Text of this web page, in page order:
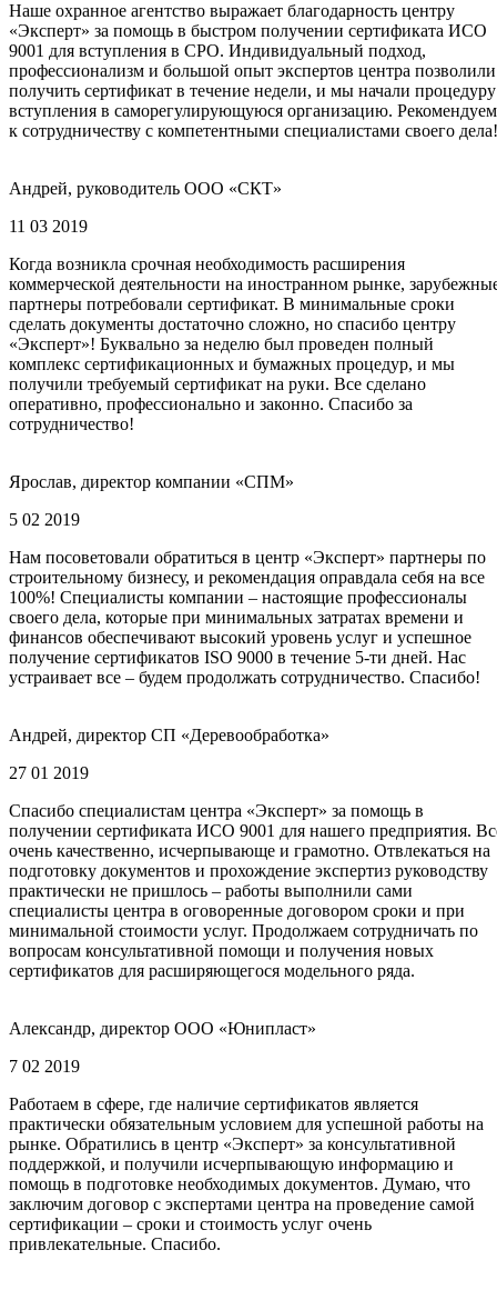
Наше охранное агентство выражает благодарность центру
«Эксперт» за помощь в быстром получении сертификата ИСО
9001 для вступления в СРО. Индивидуальный подход,
профессионализм и большой опыт экспертов центра позволили
получить сертификат в течение недели, и мы начали процедуру
вступления в саморегулирующуюся организацию. Рекомендуем
к сотрудничеству с компетентными специалистами своего дела!
Андрей, руководитель ООО «СКТ»
11 03 2019
Когда возникла срочная необходимость расширения
коммерческой деятельности на иностранном рынке,
партнеры потребовали сертификат. В минимальные сроки
сделать документы достаточно сложно, но спасибо центру
«Эксперт»! Буквально за неделю был проведен полный
комплекс сертификационных и бумажных процедур, и мы
получили требуемый сертификат на руки. Все сделано
оперативно, профессионально и законно. Спасибо за
сотрудничество!
Ярослав, директор компании «СПМ»
5 02 2019
Нам посоветовали обратиться в центр «Эксперт» партнеры по
строительному бизнесу, и рекомендация оправдала себя на все
100%! Специалисты компании – настоящие профессионалы
своего дела, которые при минимальных затратах времени и
финансов обеспечивают высокий уровень услуг и успешное
получение сертификатов ISO 9000 в течение 5-ти дней. Нас
устраивает все – будем продолжать сотрудничество. Спасибо!
Андрей, директор СП «Деревообработка»
27 01 2019
Спасибо специалистам центра «Эксперт» за помощь в
получении сертификата ИСО 9001 для нашего предприятия.
очень качественно, исчерпывающе и грамотно. Отвлекаться на
подготовку документов и прохождение экспертиз руководству
практически не пришлось – работы выполнили сами
специалисты центра в оговоренные договором сроки и при
минимальной стоимости услуг. Продолжаем сотрудничать по
вопросам консультативной помощи и получения новых
сертификатов для расширяющегося модельного ряда.
Александр, директор ООО «Юнипласт»
7 02 2019
Работаем в сфере, где наличие сертификатов является
практически обязательным условием для успешной работы на
рынке. Обратились в центр «Эксперт» за консультативной
поддержкой, и получили исчерпывающую информацию и
помощь в подготовке необходимых документов. Думаю, что
заключим договор с экспертами центра на проведение самой
сертификации – сроки и стоимость услуг очень
привлекательные. Спасибо.